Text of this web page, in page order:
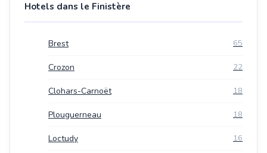
Hotels dans le Finistère
Brest 65
Crozon 22
Clohars-Carnoët 18
Plouguerneau 18
Loctudy 16